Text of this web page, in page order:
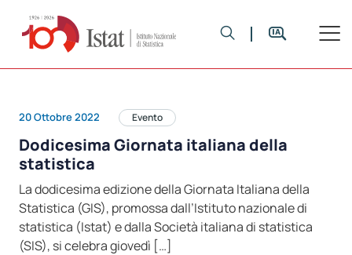
20 Ottobre 2022 Evento
Dodicesima Giornata italiana della
statistica
La dodicesima edizione della Giornata Italiana della
Statistica (GIS), promossa dall’Istituto nazionale di
statistica (Istat) e dalla Società italiana di statistica
(SIS), si celebra giovedì […]